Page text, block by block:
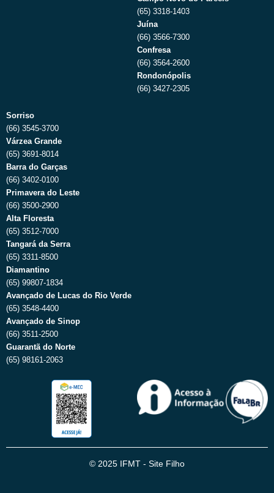
(65) 3318-1403
Juína
(66) 3566-7300
Confresa
(66) 3564-2600
Rondonópolis
(66) 3427-2305
Sorriso
(66) 3545-3700
Várzea Grande
(65) 3691-8014
Barra do Garças
(66) 3402-0100
Primavera do Leste
(66) 3500-2900
Alta Floresta
(65) 3512-7000
Tangará da Serra
(65) 3311-8500
Diamantino
(65) 99807-1834
Avançado de Lucas do Rio Verde
(65) 3548-4400
Avançado de Sinop
(66) 3511-2500
Guarantã do Norte
(65) 98161-2063
© 2025 IFMT - Site Filho